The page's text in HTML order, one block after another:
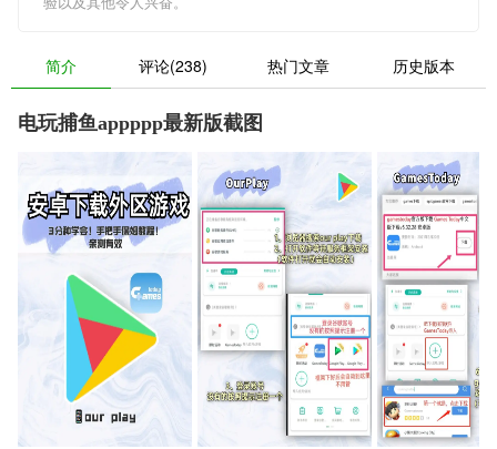
简介 评论(238) 热门文章 历史版本
电玩捕鱼appppp最新版截图